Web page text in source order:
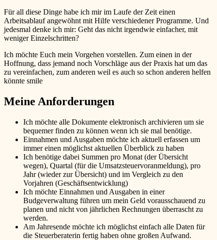
Für all diese Dinge habe ich mir im Laufe der Zeit einen
Arbeitsablauf angewöhnt mit Hilfe verschiedener Programme. Und
jedesmal denke ich mir: Geht das nicht irgendwie einfacher, mit
weniger Einzelschritten?
Ich möchte Euch mein Vorgehen vorstellen. Zum einen in der
Hoffnung, dass jemand noch Vorschläge aus der Praxis hat um das
zu vereinfachen, zum anderen weil es auch so schon anderen helfen
könnte smile
Meine Anforderungen
Ich möchte alle Dokumente elektronisch archivieren um sie
bequemer finden zu können wenn ich sie mal benötige.
Einnahmen und Ausgaben möchte ich aktuell erfassen um
immer einen möglichst aktuellen Überblick zu haben
Ich benötige dabei Summen pro Monat (der Übersicht
wegen), Quartal (für die Umsatzsteuervoranmeldung), pro
Jahr (wieder zur Übersicht) und im Vergleich zu den
Vorjahren (Geschäftsentwicklung)
Ich möchte Einnahmen und Ausgaben in einer
Budgeverwaltung führen um mein Geld vorausschauend zu
planen und nicht von jährlichen Rechnungen überrascht zu
werden.
Am Jahresende möchte ich möglichst einfach alle Daten für
die Steuerberaterin fertig haben ohne großen Aufwand.